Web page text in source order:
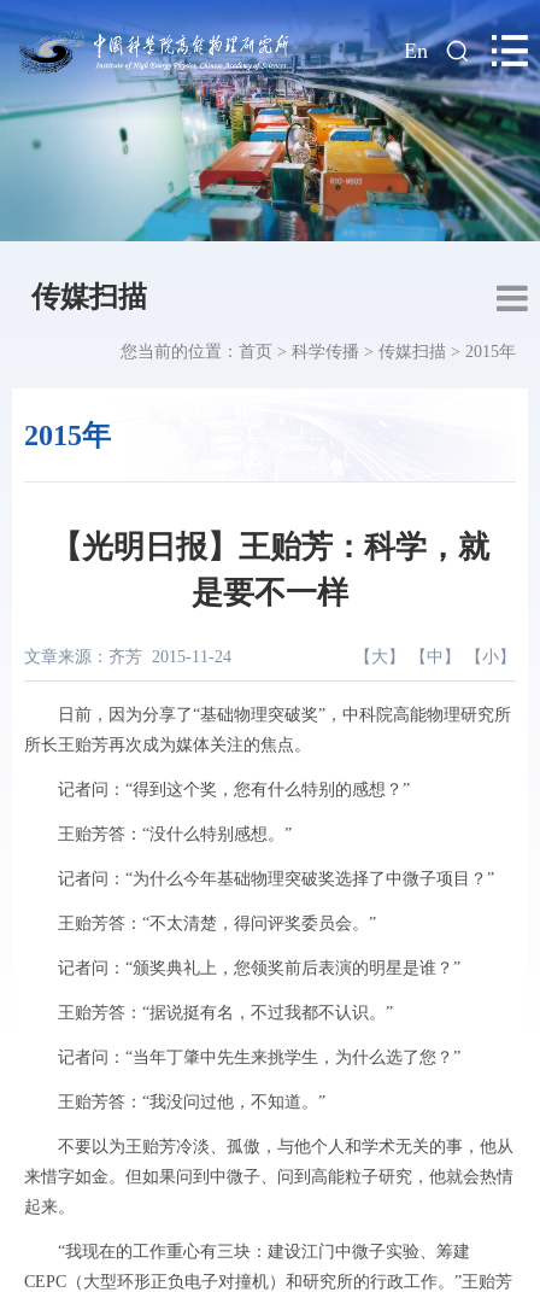
| En
传媒扫描
2015年
您当前的位置： 首页 > 科学传播 > 传媒扫描 > 2015年
【光明日报】王贻芳：科学，就
是要不一样
文章来源：齐芳 2015-11-24 【 大 】 【 中 】 【 小 】
日前，因为分享了“基础物理突破奖”，中科院高能物理研究所
所长王贻芳再次成为媒体关注的焦点。
记者问：“得到这个奖，您有什么特别的感想？”
王贻芳答：“没什么特别感想。”
记者问：“为什么今年基础物理突破奖选择了中微子项目？”
王贻芳答：“不太清楚，得问评奖委员会。”
记者问：“颁奖典礼上，您领奖前后表演的明星是谁？”
王贻芳答：“据说挺有名，不过我都不认识。”
记者问：“当年丁肇中先生来挑学生，为什么选了您？”
王贻芳答：“我没问过他，不知道。”
不要以为王贻芳冷淡、孤傲，与他个人和学术无关的事，他从
来惜字如金。但如果问到中微子、问到高能粒子研究，他就会热情
起来。
“我现在的工作重心有三块：建设江门中微子实验、筹建
CEPC（大型环形正负电子对撞机）和研究所的行政工作。”王贻芳